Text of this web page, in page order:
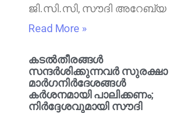
ജി.സി.സി, സൗദി അറേബ്യ
Read More »
കടൽതീരങ്ങൾ
സന്ദർശിക്കുന്നവർ സുരക്ഷാ
മാർഗനിർദേശങ്ങൾ
കർശനമായി പാലിക്കണം;
നിർദ്ദേശവുമായി സൗദി